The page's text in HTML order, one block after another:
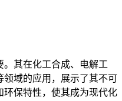
其在化工合成、电解工
领域的应用，展示了其不可
环保特性，使其成为现代化